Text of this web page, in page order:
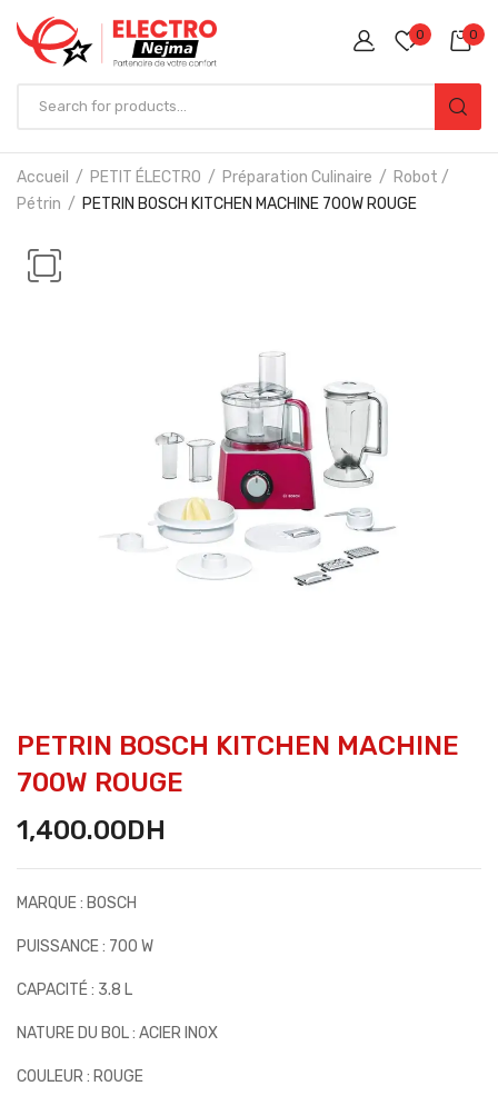
0 0
Accueil PETIT ÉLECTRO Préparation Culinaire
Robot /
Pétrin
PETRIN BOSCH KITCHEN MACHINE 700W ROUGE
PETRIN BOSCH KITCHEN MACHINE
700W ROUGE
1,400.00DH
MARQUE : BOSCH
PUISSANCE : 700 W
CAPACITÉ : 3.8 L
NATURE DU BOL : ACIER INOX
COULEUR : ROUGE